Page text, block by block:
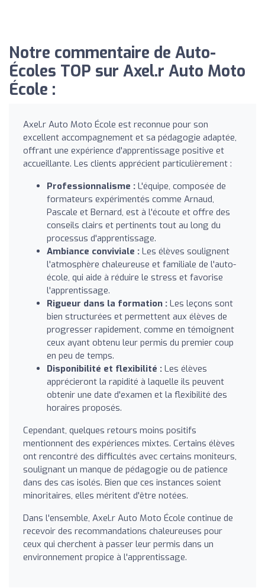
Notre commentaire de Auto-
Écoles TOP sur Axel.r Auto Moto
École :
Axel.r Auto Moto École est reconnue pour son
excellent accompagnement et sa pédagogie adaptée,
offrant une expérience d'apprentissage positive et
accueillante. Les clients apprécient particulièrement :
Professionnalisme : L'équipe, composée de
formateurs expérimentés comme Arnaud,
Pascale et Bernard, est à l'écoute et offre des
conseils clairs et pertinents tout au long du
processus d'apprentissage.
Ambiance conviviale : Les élèves soulignent
l'atmosphère chaleureuse et familiale de l'auto-
école, qui aide à réduire le stress et favorise
l'apprentissage.
Rigueur dans la formation : Les leçons sont
bien structurées et permettent aux élèves de
progresser rapidement, comme en témoignent
ceux ayant obtenu leur permis du premier coup
en peu de temps.
Disponibilité et flexibilité : Les élèves
apprécieront la rapidité à laquelle ils peuvent
obtenir une date d'examen et la flexibilité des
horaires proposés.
Cependant, quelques retours moins positifs
mentionnent des expériences mixtes. Certains élèves
ont rencontré des difficultés avec certains moniteurs,
soulignant un manque de pédagogie ou de patience
dans des cas isolés. Bien que ces instances soient
minoritaires, elles méritent d'être notées.
Dans l'ensemble, Axel.r Auto Moto École continue de
recevoir des recommandations chaleureuses pour
ceux qui cherchent à passer leur permis dans un
environnement propice à l'apprentissage.